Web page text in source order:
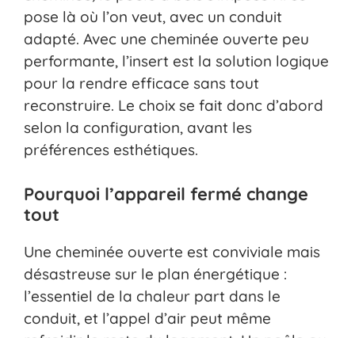
pose là où l’on veut, avec un conduit
adapté. Avec une cheminée ouverte peu
performante, l’insert est la solution logique
pour la rendre efficace sans tout
reconstruire. Le choix se fait donc d’abord
selon la configuration, avant les
préférences esthétiques.
Pourquoi l’appareil fermé change
tout
Une cheminée ouverte est conviviale mais
désastreuse sur le plan énergétique :
l’essentiel de la chaleur part dans le
conduit, et l’appel d’air peut même